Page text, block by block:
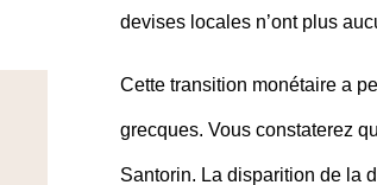
devises locales n’ont plus
Cette transition monétaire a
grecques. Vous constaterez
Santorin. La disparition de la